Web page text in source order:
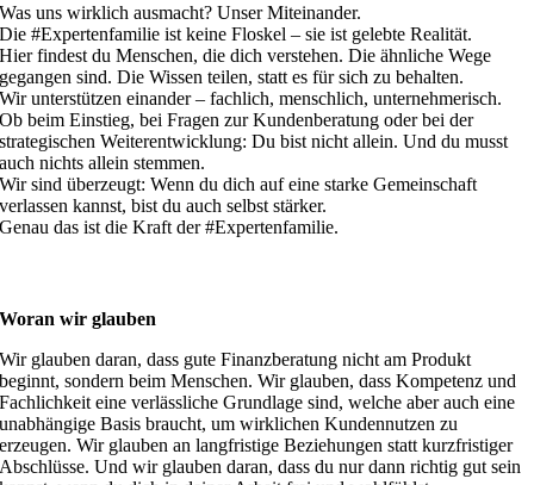
Was uns wirklich ausmacht? Unser Miteinander.
Die #Expertenfamilie ist keine Floskel – sie ist gelebte Realität.
Hier findest du Menschen, die dich verstehen. Die ähnliche Wege
gegangen sind. Die Wissen teilen, statt es für sich zu behalten.
Wir unterstützen einander – fachlich, menschlich, unternehmerisch.
Ob beim Einstieg, bei Fragen zur Kundenberatung oder bei der
strategischen Weiterentwicklung: Du bist nicht allein. Und du musst
auch nichts allein stemmen.
Wir sind überzeugt: Wenn du dich auf eine starke Gemeinschaft
verlassen kannst, bist du auch selbst stärker.
Genau das ist die Kraft der #Expertenfamilie.
Woran wir glauben
Wir glauben daran, dass gute Finanzberatung nicht am Produkt
beginnt, sondern beim Menschen. Wir glauben, dass Kompetenz und
Fachlichkeit eine verlässliche Grundlage sind, welche aber auch eine
unabhängige Basis braucht, um wirklichen Kundennutzen zu
erzeugen. Wir glauben an langfristige Beziehungen statt kurzfristiger
Abschlüsse. Und wir glauben daran, dass du nur dann richtig gut sein